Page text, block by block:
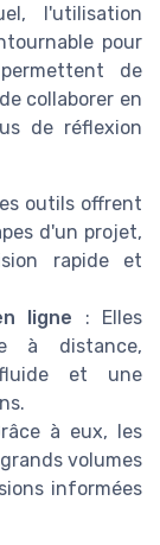
l'utilisation
pour
de
collaborer en
de réflexion
outils offrent
d'un projet,
rapide et
ligne : Elles
à distance,
fluide et une
à eux, les
volumes
informées